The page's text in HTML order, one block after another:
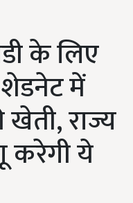
के लिए
में
राज्य
करेगी ये